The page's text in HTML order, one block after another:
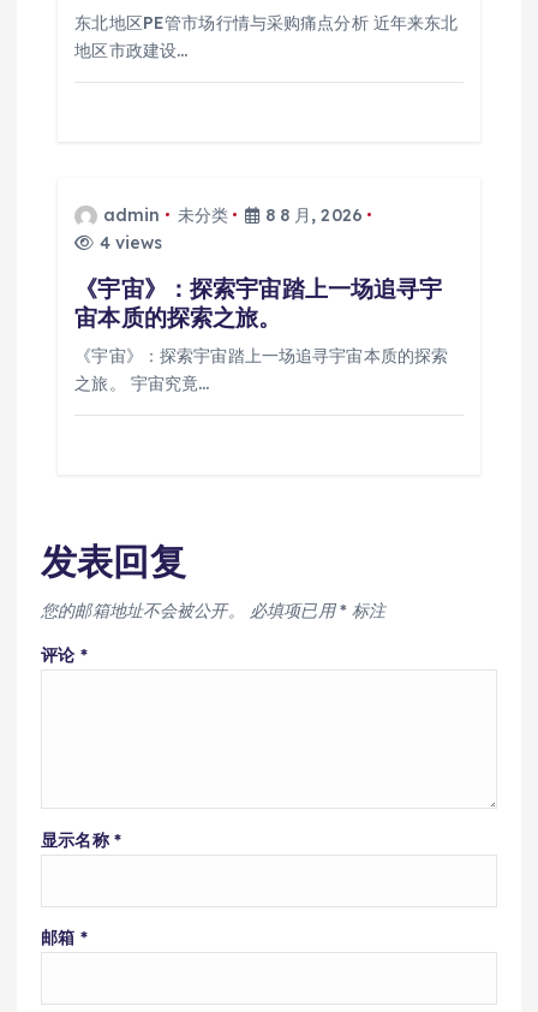
东北地区PE管市场行情与采购痛点分析 近年来东北
地区市政建设…
admin 未分类
8 8 月, 2026
4 views
《宇宙》：探索宇宙踏上一场追寻宇
宙本质的探索之旅。
《宇宙》：探索宇宙踏上一场追寻宇宙本质的探索
之旅。 宇宙究竟…
发表回复
您的邮箱地址不会被公开。 必填项已用* 标注
评论 *
显示名称 *
邮箱 *